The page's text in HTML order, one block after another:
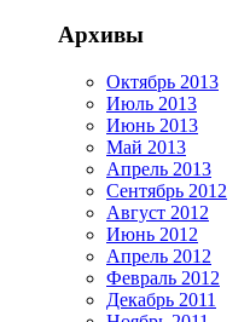
Архивы
Октябрь 2013
Июль 2013
Июнь 2013
Май 2013
Апрель 2013
Сентябрь 2012
Август 2012
Июнь 2012
Апрель 2012
Февраль 2012
Декабрь 2011